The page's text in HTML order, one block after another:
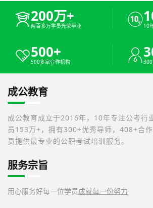
200万+
两百多万学员光荣毕业 10
500+
500多家合作机构
成公教育
成公教育成立于2016年，10年专注公考行
员153万+，拥有300+优秀导师，408+合
员提供最专业的公职考试培训服务。
服务宗旨
用心服务好每一位学员成就每一份努力